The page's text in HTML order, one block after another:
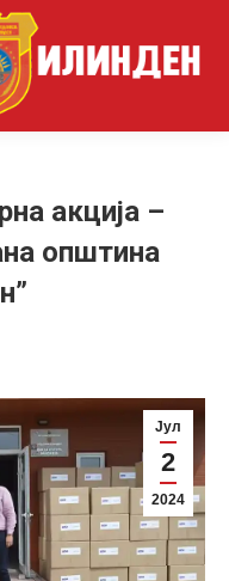
акција –
општина
Јул
2
2024